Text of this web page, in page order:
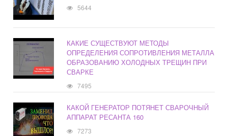
5644
КАКИЕ СУЩЕСТВУЮТ МЕТОДЫ
ОПРЕДЕЛЕНИЯ СОПРОТИВЛЕНИЯ МЕТАЛЛА
ОБРАЗОВАНИЮ ХОЛОДНЫХ ТРЕЩИН ПРИ
СВАРКЕ
7495
КАКОЙ ГЕНЕРАТОР ПОТЯНЕТ СВАРОЧНЫЙ
АППАРАТ РЕСАНТА 160
7273